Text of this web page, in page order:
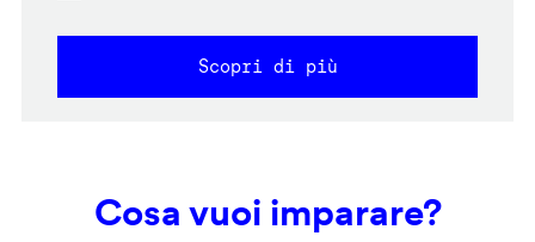
Scopri di più
Cosa vuoi imparare?